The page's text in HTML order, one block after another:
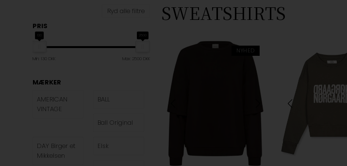
Ryd alle filtre
PRIS
2500
Min: 130 DKK Max: 2500 DKK
MÆRKER
AMERICAN
VINTAGE
BALL
Ball Original
DAY Birger et
Mikkelsen
Elsk
SWEATSHIRTS
NYHED